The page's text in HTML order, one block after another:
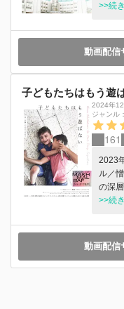
い子
だけ
て、
げて
も、
なで
大空
した
んな
ず」
では
小学
りく
はあ
れの
ちは
人」
>>続
動画配信
子どもたちはもう遊
2024年
ジャンル：
161
2023
ル／
の深
ンで
口は
街を
系テ
等、
>>続
動画配信